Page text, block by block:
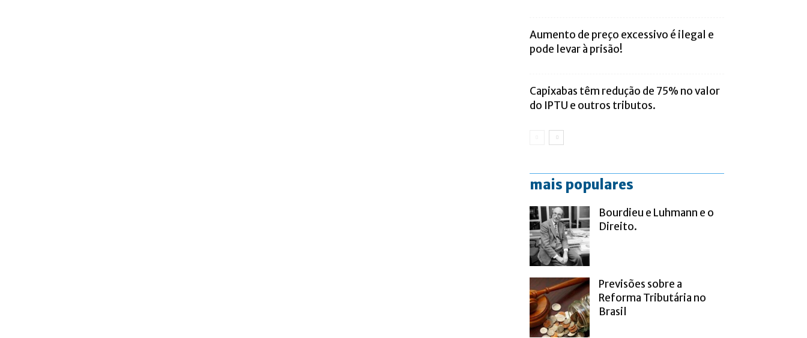
Aumento de preço excessivo é ilegal e
pode levar à prisão!
Capixabas têm redução de 75% no valor
do IPTU e outros tributos.
mais populares
Bourdieu e Luhmann e o
Direito.
Previsões sobre a
Reforma Tributária no
Brasil